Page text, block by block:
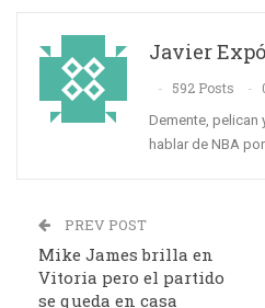
Javier
592 Posts
Demente, pelican
hablar de NBA
PREV POST
Mike James brilla en
Vitoria pero el partido
se queda en casa